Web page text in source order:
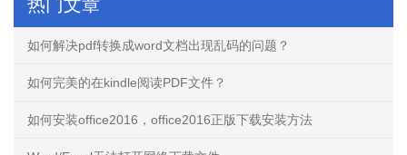
热门文章
如何解决pdf转换成word文档出现乱码的问题？
如何完美的在kindle阅读PDF文件？
如何安装office2016，office2016正版下载安装方法